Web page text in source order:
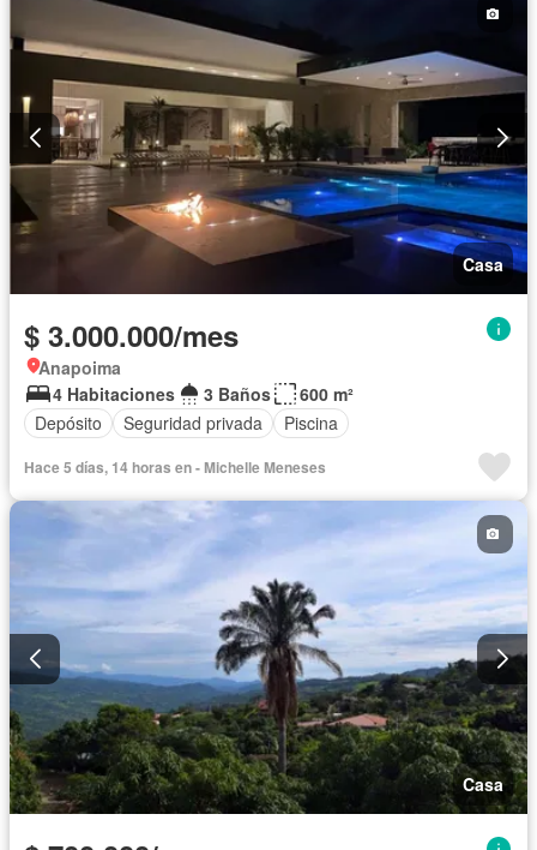
Piscina
Seguridad privada
Caseta de vigilancia
Vigilante Área infantil
Barbecue
Wifi
Solo familias Permite niños Permite mascotas
Casa
$ 3.000.000/mes
Anapoima
4 Habitaciones
3 Baños
600 m²
Depósito
Seguridad privada Piscina
Hace 5 días, 14 horas en - Michelle Meneses
Casa